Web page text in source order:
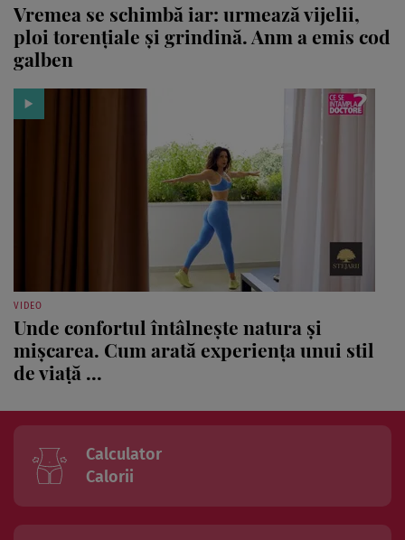
Vremea se schimbă iar: urmează vijelii,
ploi torențiale și grindină. Anm a emis cod
galben
VIDEO
Unde confortul întâlnește natura și
mișcarea. Cum arată experiența unui stil
de viață ...
Calculator
Calorii